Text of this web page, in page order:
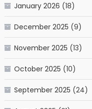
January 2026 (18)
December 2025 (9)
November 2025 (13)
October 2025 (10)
September 2025 (24)